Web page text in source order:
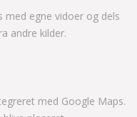
med egne vidoer og dels
andre kilder.
med Google Maps.